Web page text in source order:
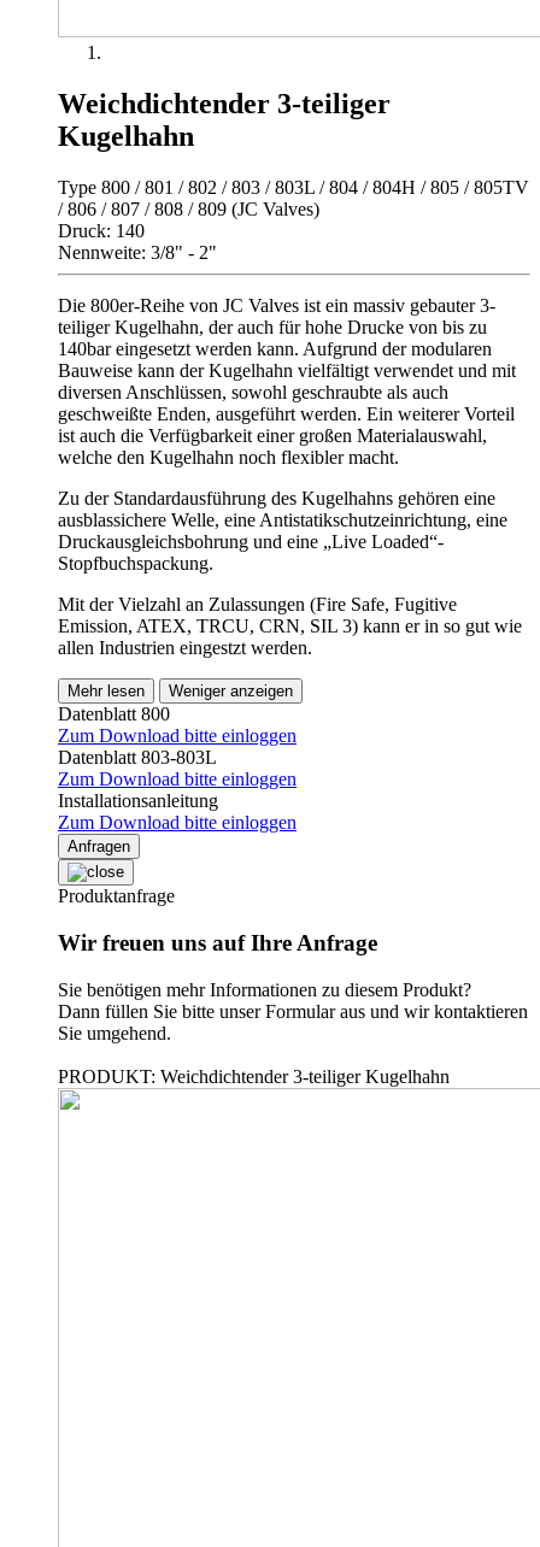
Weichdichtender 3-teiliger
Kugelhahn
Type 800 / 801 / 802 / 803 / 803L / 804 / 804H / 805 / 805TV
/ 806 / 807 / 808 / 809 (JC Valves)
Druck: 140
Nennweite: 3/8" - 2"
Die 800er-Reihe von JC Valves ist ein massiv gebauter 3-
teiliger Kugelhahn, der auch für hohe Drucke von bis zu
140bar eingesetzt werden kann. Aufgrund der modularen
Bauweise kann der Kugelhahn vielfältigt verwendet und mit
diversen Anschlüssen, sowohl geschraubte als auch
geschweißte Enden, ausgeführt werden. Ein weiterer Vorteil
ist auch die Verfügbarkeit einer großen Materialauswahl,
welche den Kugelhahn noch flexibler macht.
Zu der Standardausführung des Kugelhahns gehören eine
ausblassichere Welle, eine Antistatikschutzeinrichtung, eine
Druckausgleichsbohrung und eine „Live Loaded“-
Stopfbuchspackung.
Mit der Vielzahl an Zulassungen (Fire Safe, Fugitive
Emission, ATEX, TRCU, CRN, SIL 3) kann er in so gut wie
allen Industrien eingestzt werden.
Mehr lesen Weniger anzeigen
Datenblatt 800
Zum Download bitte einloggen
Datenblatt 803-803L
Zum Download bitte einloggen
Installationsanleitung
Zum Download bitte einloggen
Anfragen
Produktanfrage
Wir freuen uns auf Ihre Anfrage
Sie benötigen mehr Informationen zu diesem Produkt?
Dann füllen Sie bitte unser Formular aus und wir kontaktieren
Sie umgehend.
PRODUKT: Weichdichtender 3-teiliger Kugelhahn